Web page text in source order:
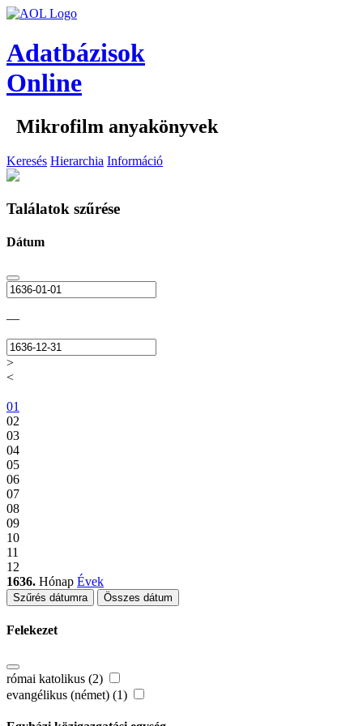
Adatbázisok
Online
Mikrofilm anyakönyvek
Keresés Hierarchia Információ
Találatok szűrése
Dátum
—
>
<
01
02
03
04
05
06
07
08
09
10
11
12
1636. Hónap Évek
Szűrés dátumra Összes dátum
Felekezet
római katolikus (2)
evangélikus (német) (1)